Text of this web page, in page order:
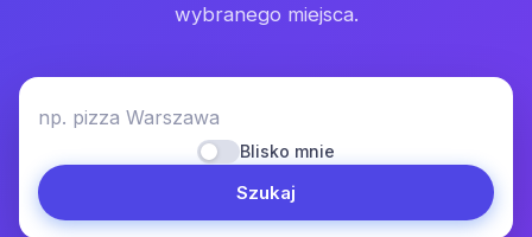
wybranego miejsca.
np. pizza Warszawa
Blisko mnie
Szukaj